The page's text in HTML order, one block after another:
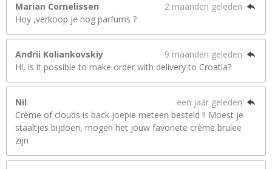
Marian Cornelissen
2 maanden geleden
Hoy ,verkoop je nog parfums ?
Andrii Koliankovskiy
9 maanden geleden
Hi, is it possible to make order with delivery to Croatia?
Nil
een jaar geleden
Crème of clouds is back joepie meteen besteld !! Moest je
staaltjes bijdoen, mogen het jouw favoriete crème brulee
zijn